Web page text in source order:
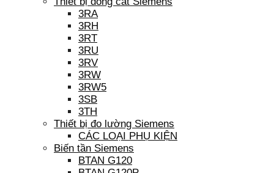
3RA
3RH
3RT
3RU
3RV
3RW
3RW5
3SB
3TH
Thiết bị đo lường Siemens
CÁC LOẠI PHỤ KIỆN
Biến tần Siemens
BTAN G120